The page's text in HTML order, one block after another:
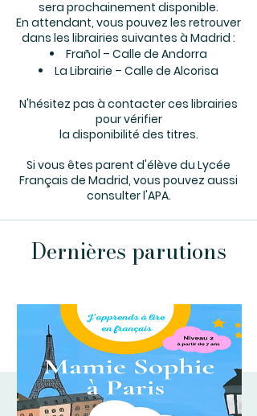
sera prochainement disponible.
En attendant, vous pouvez les retrouver
dans les librairies suivantes à Madrid :
Frañol – Calle de Andorra
La Librairie – Calle de Alcorisa
N'hésitez pas à contacter ces librairies
pour vérifier
la disponibilité des titres.
Si vous êtes parent d'élève du Lycée
Français de Madrid, vous pouvez aussi
consulter l'APA.
Dernières parutions
- Nouveautés -